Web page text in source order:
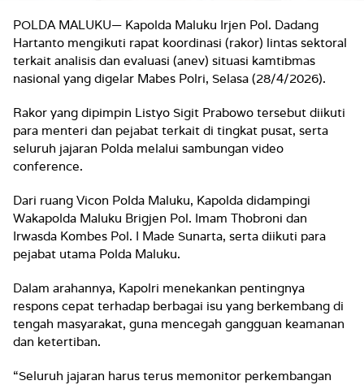
POLDA MALUKU— Kapolda Maluku Irjen Pol. Dadang
Hartanto mengikuti rapat koordinasi (rakor) lintas sektoral
terkait analisis dan evaluasi (anev) situasi kamtibmas
nasional yang digelar Mabes Polri, Selasa (28/4/2026).
Rakor yang dipimpin Listyo Sigit Prabowo tersebut diikuti
para menteri dan pejabat terkait di tingkat pusat, serta
seluruh jajaran Polda melalui sambungan video
conference.
Dari ruang Vicon Polda Maluku, Kapolda didampingi
Wakapolda Maluku Brigjen Pol. Imam Thobroni dan
Irwasda Kombes Pol. I Made Sunarta, serta diikuti para
pejabat utama Polda Maluku.
Dalam arahannya, Kapolri menekankan pentingnya
respons cepat terhadap berbagai isu yang berkembang di
tengah masyarakat, guna mencegah gangguan keamanan
dan ketertiban.
“Seluruh jajaran harus terus memonitor perkembangan